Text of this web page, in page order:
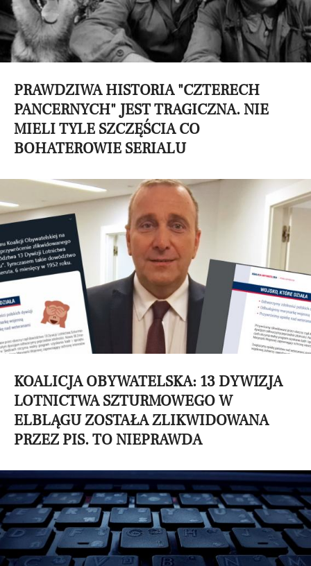
PRAWDZIWA HISTORIA "CZTERECH
PANCERNYCH" JEST TRAGICZNA. NIE
MIELI TYLE SZCZĘŚCIA CO
BOHATEROWIE SERIALU
KOALICJA OBYWATELSKA: 13 DYWIZJA
LOTNICTWA SZTURMOWEGO W
ELBLĄGU ZOSTAŁA ZLIKWIDOWANA
PRZEZ PIS. TO NIEPRAWDA